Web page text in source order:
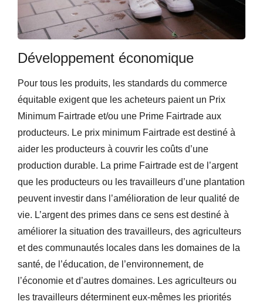
Développement économique
Pour tous les produits, les standards du commerce
équitable exigent que les acheteurs paient un Prix
Minimum Fairtrade et/ou une Prime Fairtrade aux
producteurs. Le prix minimum Fairtrade est destiné à
aider les producteurs à couvrir les coûts d’une
production durable. La prime Fairtrade est de l’argent
que les producteurs ou les travailleurs d’une plantation
peuvent investir dans l’amélioration de leur qualité de
vie. L’argent des primes dans ce sens est destiné à
améliorer la situation des travailleurs, des agriculteurs
et des communautés locales dans les domaines de la
santé, de l’éducation, de l’environnement, de
l’économie et d’autres domaines. Les agriculteurs ou
les travailleurs déterminent eux-mêmes les priorités